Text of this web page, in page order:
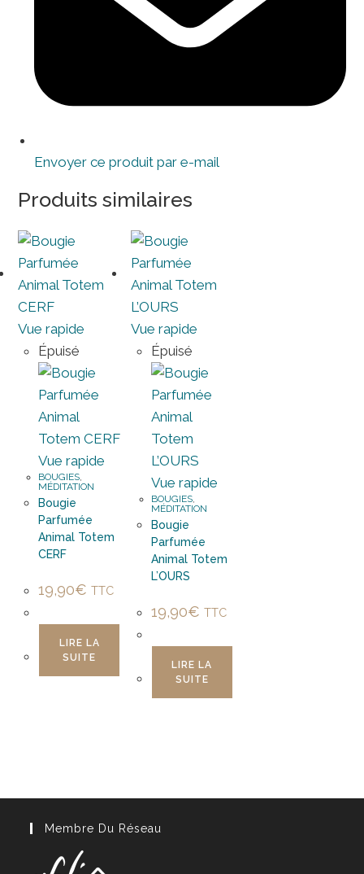
Envoyer ce produit par e-mail
Produits similaires
Vue rapide
Épuisé
Vue rapide
BOUGIES
MÉDITATION
Bougie
Parfumée
Animal Totem
CERF
19,90€ TTC
LIRE LA
SUITE
Vue rapide
Épuisé
Vue rapide
BOUGIES,
MÉDITATION
Bougie
Parfumée
Animal Totem
L’OURS
19,90€ TTC
LIRE LA
SUITE
Membre Du Réseau